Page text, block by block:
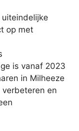
op met
is vanaf 2023
in Milheeze
en